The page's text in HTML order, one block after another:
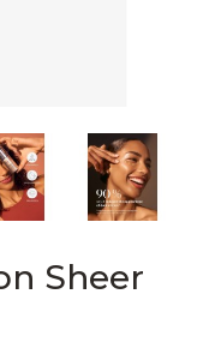
Sheer